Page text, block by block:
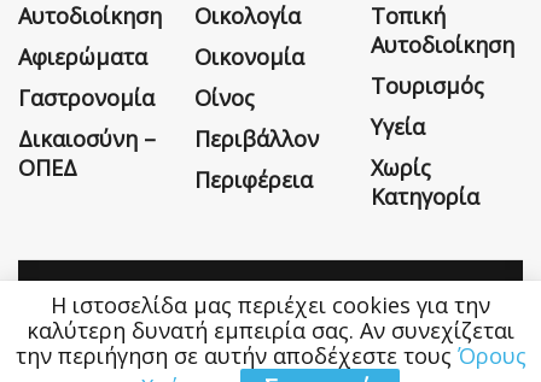
Αυτοδιοίκηση
Αφιερώματα
Γαστρονομία
Δικαιοσύνη –
ΟΠΕΔ
Οικολογία
Οικονομία
Οίνος
Περιβάλλον
Περιφέρεια
Τοπική
Αυτοδιοίκηση
Τουρισμός
Υγεία
Χωρίς
Κατηγορία
Η εταιρεία Όροι Χρήσης Επικοινωνία
Money&Life©
Η ιστοσελίδα μας περιέχει cookies για την
καλύτερη δυνατή εμπειρία σας. Αν συνεχίζεται
την περιήγηση σε αυτήν αποδέχεστε τους Όρους